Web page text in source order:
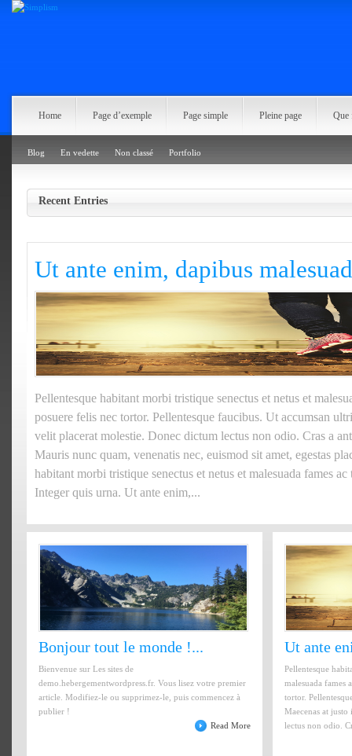
Home Page d’exemple Page simple Pleine page Que
Blog En vedette Non classé Portfolio
Recent Entries
Ut ante enim, dapibus
Pellentesque habitant morbi tristique senectus et netus et
posuere felis nec tortor. Pellentesque faucibus. Ut accumsan
velit placerat molestie. Donec dictum lectus non odio. Cras a
Mauris nunc quam, venenatis nec, euismod sit amet, egestas
habitant morbi tristique senectus et netus et malesuada fames
Integer quis urna. Ut ante enim,...
Bonjour tout le monde !...
Bienvenue sur Les sites de
demo.hebergementwordpress.fr. Vous lisez votre premier
article. Modifiez-le ou supprimez-le, puis commencez à
publier !
Read More
Ut ante
Pellentesque
malesuada fames
tortor.
Maecenas at
lectus non odio.